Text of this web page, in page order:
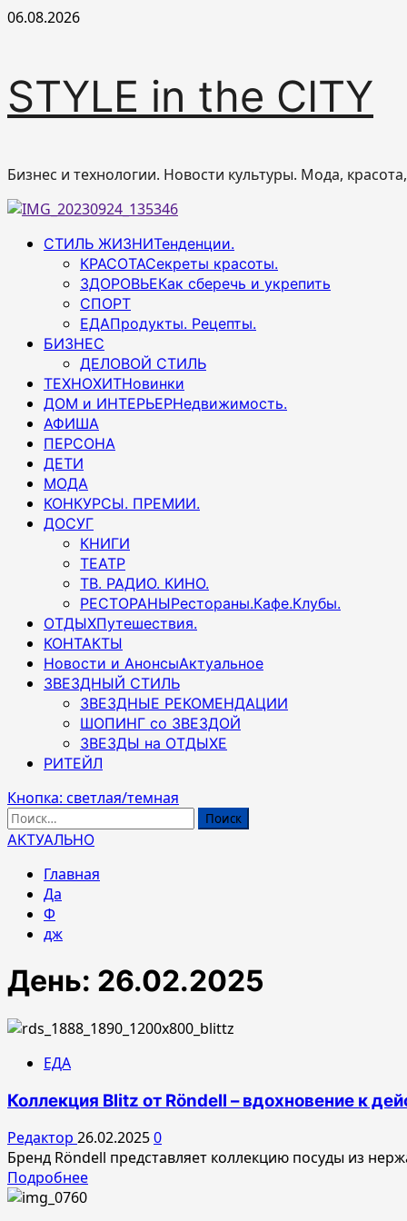
Перейти
06.08.2026
STYLE in the CITY
Бизнес и технологии. Новости культуры. Мода,
Основное
СТИЛЬ ЖИЗНИТенденции.
КРАСОТАСекреты красоты.
ЗДОРОВЬЕКак сберечь и укрепить
СПОРТ
ЕДАПродукты. Рецепты.
БИЗНЕС
ДЕЛОВОЙ СТИЛЬ
ТЕХНОХИТНовинки
ДОМ и ИНТЕРЬЕРНедвижимость.
АФИША
ПЕРСОНА
ДЕТИ
МОДА
КОНКУРСЫ. ПРЕМИИ.
ДОСУГ
КНИГИ
ТЕАТР
ТВ. РАДИО. КИНО.
РЕСТОРАНЫРестораны.Кафе.Клубы.
ОТДЫХПутешествия.
КОНТАКТЫ
Новости и АнонсыАктуальное
ЗВЕЗДНЫЙ СТИЛЬ
ЗВЕЗДНЫЕ РЕКОМЕНДАЦИИ
ШОПИНГ со ЗВЕЗДОЙ
ЗВЕЗДЫ на ОТДЫХЕ
РИТЕЙЛ
Кнопка: светлая/темная
Найти:
АКТУАЛЬНО
Главная
Да
Ф
дж
День: 26.02.2025
ЕДА
Коллекция Blitz от Röndell – вдохновение к
Редактор 26.02.20250
Бренд Röndell представляет коллекцию посуды из
ПодробнееПрочитать